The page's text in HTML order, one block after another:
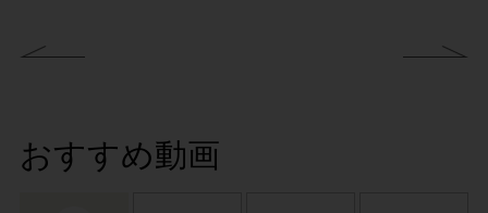
おすすめ動画